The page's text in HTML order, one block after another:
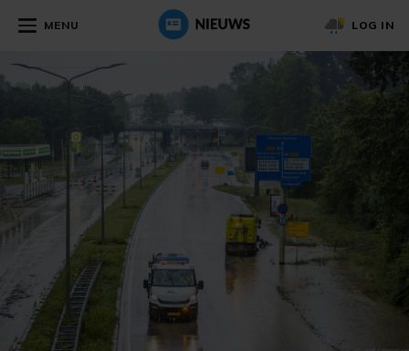
MENU LOG IN